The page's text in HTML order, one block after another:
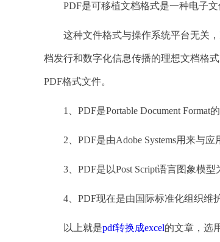
PDF是可移植文档格式是一种电子文
这种文件格式与操作系统平台无关，
档发行和数字化信息传播的理想文档格
PDF格式文件。
1、PDF是Portable Document Format
2、PDF是由Adobe Systems用来与应
3、PDF是以Post Script语言图象模型
4、PDF现在是由国际标准化组织维护
以上就是pdf转换成excel的文章，选